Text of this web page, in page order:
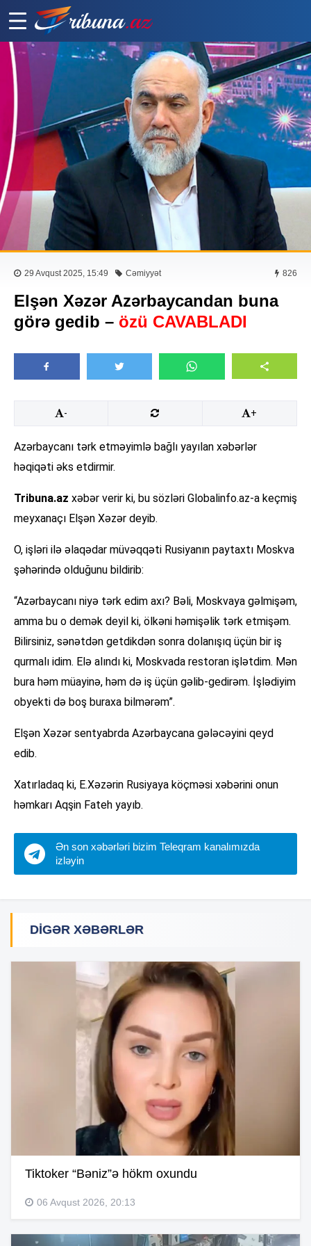
29 Avqust 2025, 15:49 Cəmiyyət 826
Elşən Xəzər Azərbaycandan buna
görə gedib – özü CAVABLADI
- +
Azərbaycanı tərk etməyimlə bağlı yayılan xəbərlər
həqiqəti əks etdirmir.
Tribuna.az xəbər verir ki, bu sözləri Globalinfo.az-a keçmiş
meyxanaçı Elşən Xəzər deyib.
O, işləri ilə əlaqədar müvəqqəti Rusiyanın paytaxtı Moskva
şəhərində olduğunu bildirib:
“Azərbaycanı niyə tərk edim axı? Bəli, Moskvaya gəlmişəm,
amma bu o demək deyil ki, ölkəni həmişəlik tərk etmişəm.
Bilirsiniz, sənətdən getdikdən sonra dolanışıq üçün bir iş
qurmalı idim. Elə alındı ki, Moskvada restoran işlətdim. Mən
bura həm müayinə, həm də iş üçün gəlib-gedirəm. İşlədiyim
obyekti də boş buraxa bilmərəm”.
Elşən Xəzər sentyabrda Azərbaycana gələcəyini qeyd
edib.
Xatırladaq ki, E.Xəzərin Rusiyaya köçməsi xəbərini onun
həmkarı Aqşin Fateh yayıb.
Ən son xəbərləri bizim Teleqram kanalımızda
izləyin
DIGƏR XƏBƏRLƏR
Tiktoker “Bəniz”ə hökm oxundu
06 Avqust 2026, 20:13